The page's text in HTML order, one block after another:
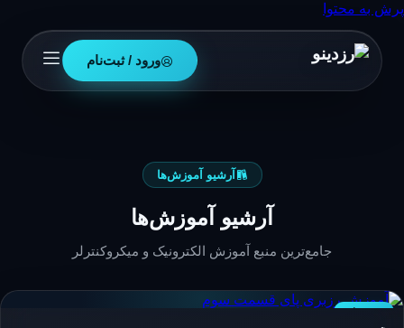
پرش به محتوا
ورود / ثبت‌نام
آرشیو آموزش‌ها
آرشیو آموزش‌ها
جامع‌ترین منبع آموزش الکترونیک و میکروکنترلر
رزبری‌پای